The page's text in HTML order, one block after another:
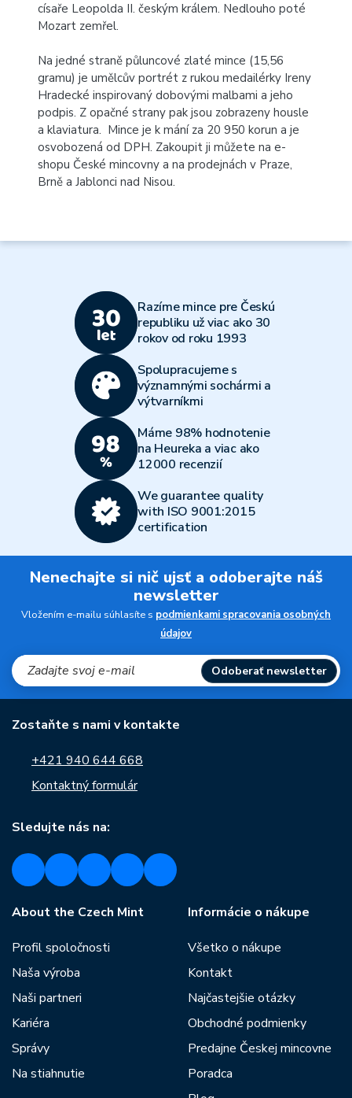
císaře Leopolda II. českým králem. Nedlouho poté
Mozart zemřel.
Na jedné straně půluncové zlaté mince (15,56
gramu) je umělcův portrét z rukou medailérky Ireny
Hradecké inspirovaný dobovými malbami a jeho
podpis. Z opačné strany pak jsou zobrazeny housle
a klaviatura. Mince je k mání za 20 950 korun a je
osvobozená od DPH. Zakoupit ji můžete na e-
shopu České mincovny a na prodejnách v Praze,
Brně a Jablonci nad Nisou.
Razíme mince pre Českú
republiku už viac ako 30
rokov od roku 1993
Spolupracujeme s
významnými sochármi a
výtvarníkmi
Máme 98% hodnotenie
na Heureka a viac ako
12000 recenzií
We guarantee quality
with ISO 9001:2015
certification
Nenechajte si nič ujsť a odoberajte náš
newsletter
Vložením e-mailu súhlasíte s podmienkami spracovania osobných
údajov
Odoberať newsletter
Zostaňte s nami v kontakte
+421 940 644 668
Kontaktný formulár
Sledujte nás na:
About the Czech Mint
Profil spoločnosti
Naša výroba
Naši partneri
Kariéra
Správy
Na stiahnutie
Informácie o nákupe
Všetko o nákupe
Kontakt
Najčastejšie otázky
Obchodné podmienky
Predajne Českej mincovne
Poradca